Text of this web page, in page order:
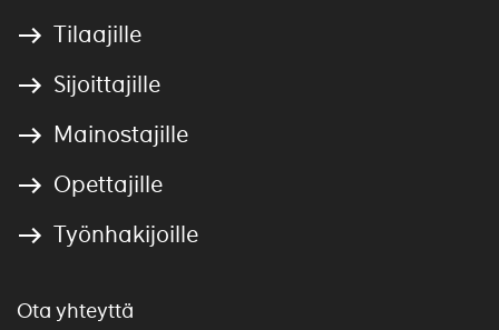
Tilaajille
Sijoittajille
Mainostajille
Opettajille
Työnhakijoille
Ota yhteyttä